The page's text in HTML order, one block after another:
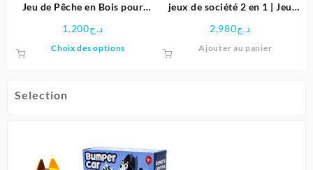
Selection
Jeu de Pêche en Bois pour
د.ج1,200
Choix des options
peuvent
être
jeux de société 2 en 1 | Jeu
د.ج2,980
Ajouter au panier